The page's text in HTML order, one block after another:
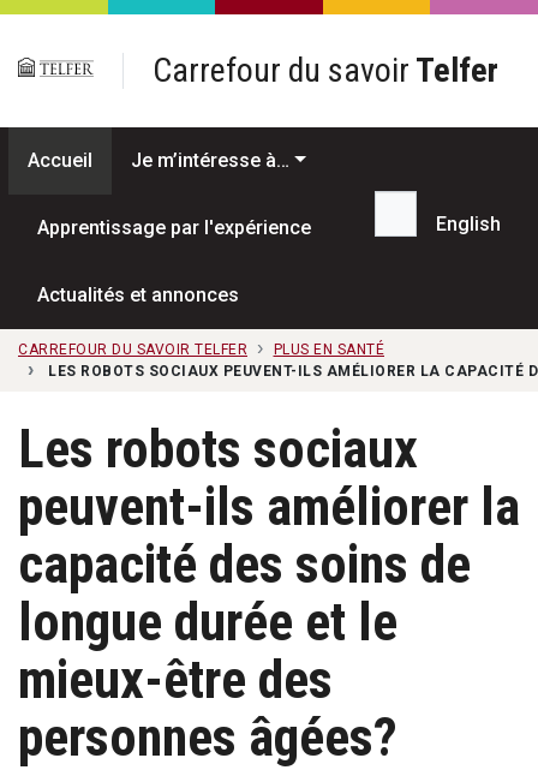
Passer au contenu principal
Carrefour du savoir Telfer
Accueil Je m’intéresse à…
Apprentissage par l'expérience
Actualités et annonces
Recherche...
English
CARREFOUR DU SAVOIR TELFER
PLUS EN SANTÉ
LES ROBOTS SOCIAUX PEUVENT-ILS AMÉLIORER LA CAPACITÉ
Les robots sociaux
peuvent-ils améliorer la
capacité des soins de
longue durée et le
mieux-être des
personnes âgées?